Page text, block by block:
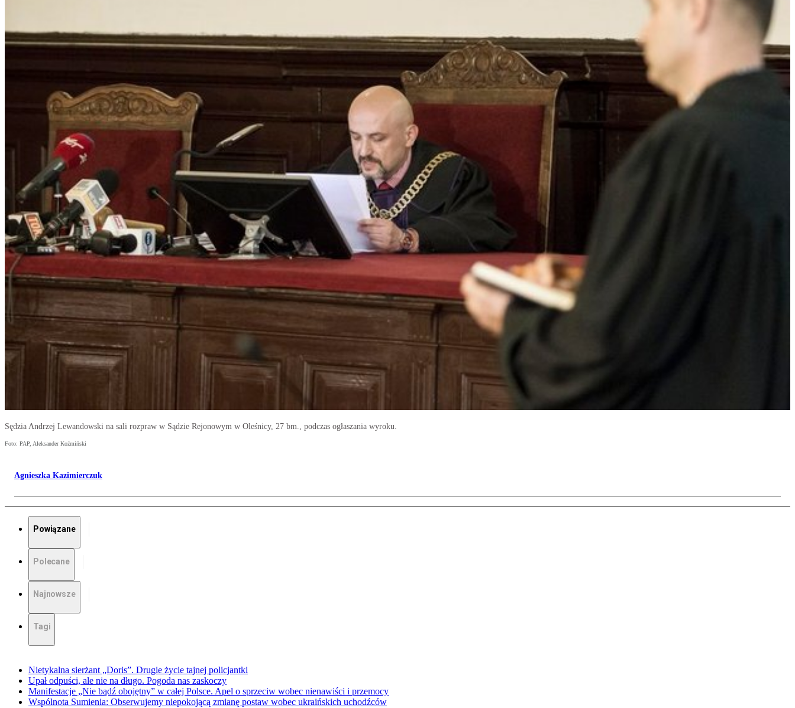
Sędzia Andrzej Lewandowski na sali rozpraw w Sądzie Rejonowym w Oleśnicy, 27 bm., podczas ogłaszania wyroku.
Foto: PAP, Aleksander Koźmiński
Agnieszka Kazimierczuk
Powiązane
Polecane
Najnowsze
Tagi
Nietykalna sierżant „Doris”. Drugie życie tajnej policjantki
Upał odpuści, ale nie na długo. Pogoda nas zaskoczy
Manifestacje „Nie bądź obojętny” w całej Polsce. Apel o sprzeciw wobec nienawiści i przemocy
Wspólnota Sumienia: Obserwujemy niepokojącą zmianę postaw wobec ukraińskich uchodźców